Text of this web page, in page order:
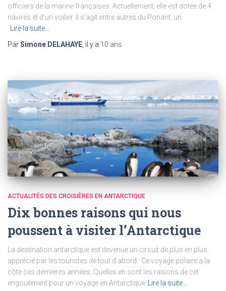
officiers de la marine françaises. Actuellement, elle est dotée de 4
navires et d’un voilier. Il s’agit entre autres du Ponant, un
Lire la suite…
ParSimone DELAHAYE , il y a 10 ans
ACTUALITÉS DES CROISIÈRES EN ANTARCTIQUE
Dix bonnes raisons qui nous
poussent à visiter l’Antarctique
La destination antarctique est devenue un circuit de plus en plus
apprécié par les touristes de tout d’abord. Ce voyage polaire a la
côte ces dernières années. Quelles en sont les raisons de cet
engouement pour un voyage en Antarctique Lire la suite…